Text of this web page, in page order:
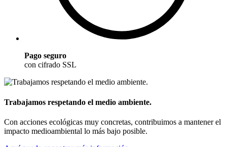
Pago seguro
con cifrado SSL
Trabajamos respetando el medio ambiente.
Con acciones ecológicas muy concretas, contribuimos a mantener el
impacto medioambiental lo más bajo posible.